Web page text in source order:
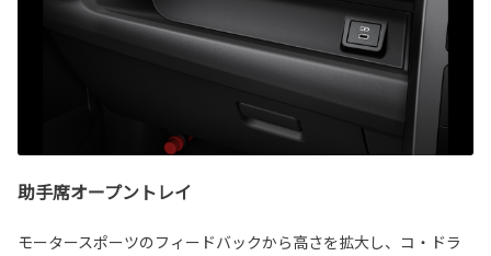
助手席オープントレイ
モータースポーツのフィードバックから高さを拡大し、コ・ドラ